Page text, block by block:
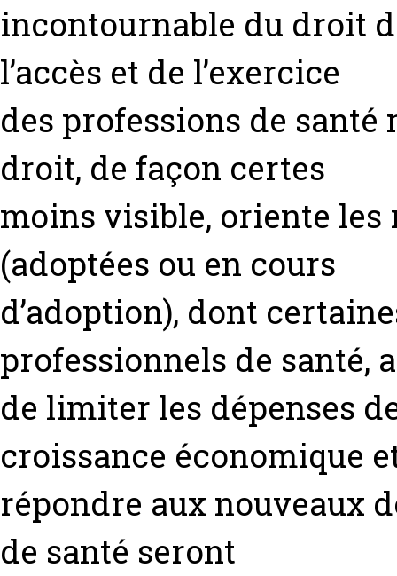
incontournable du droit
l’accès et de l’exercice
des professions de
droit, de façon certes
moins visible, oriente les
(adoptées ou en cours
d’adoption), dont
professionnels de santé,
de limiter les dépenses
croissance économique
répondre aux nouveaux
de santé seront